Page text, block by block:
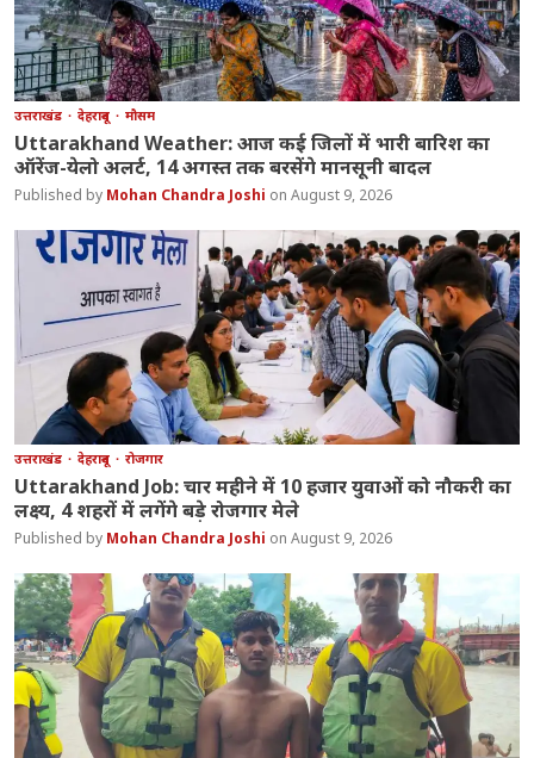
उत्तराखंड देहरादून मौसम
Uttarakhand Weather: आज कई जिलों में भारी बारिश का
ऑरेंज-येलो अलर्ट, 14 अगस्त तक बरसेंगे मानसूनी बादल
Mohan Chandra Joshi August 9, 2026
उत्तराखंड देहरादून रोजगार
Uttarakhand Job: चार महीने में 10 हजार युवाओं को नौकरी का
लक्ष्य, 4 शहरों में लगेंगे बड़े रोजगार मेले
Mohan Chandra Joshi August 9, 2026